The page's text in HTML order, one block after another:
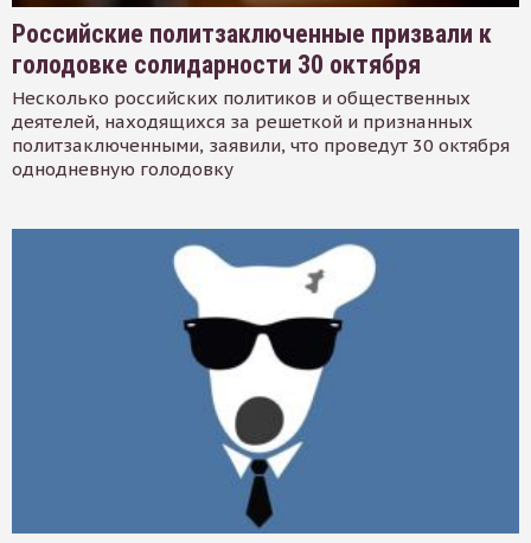
Российские политзаключенные призвали к
голодовке солидарности 30 октября
Несколько российских политиков и общественных
деятелей, находящихся за решеткой и признанных
политзаключенными, заявили, что проведут 30 октября
однодневную голодовку